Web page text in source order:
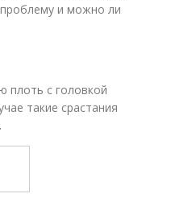
проблему и можно ли
плоть с головкой
такие срастания